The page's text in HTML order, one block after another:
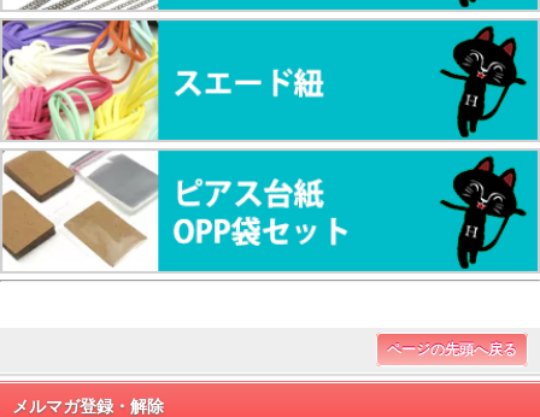
ページの先頭へ戻る
メルマガ登録・解除